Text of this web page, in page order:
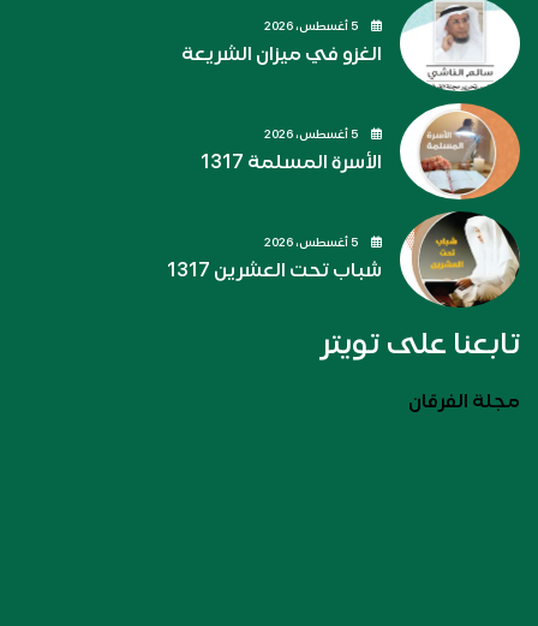
الغزو في ميزان الشريعة
الأسرة المسلمة 1317
شباب تحت العشرين 1317
تابعنا على تويتر
مجلة الفرقان